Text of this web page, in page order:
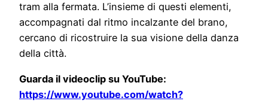
tram alla fermata. L’insieme di questi elementi,
accompagnati dal ritmo incalzante del brano,
cercano di ricostruire la sua visione della danza
della città.
Guarda il videoclip su YouTube:
https://www.youtube.com/watch?